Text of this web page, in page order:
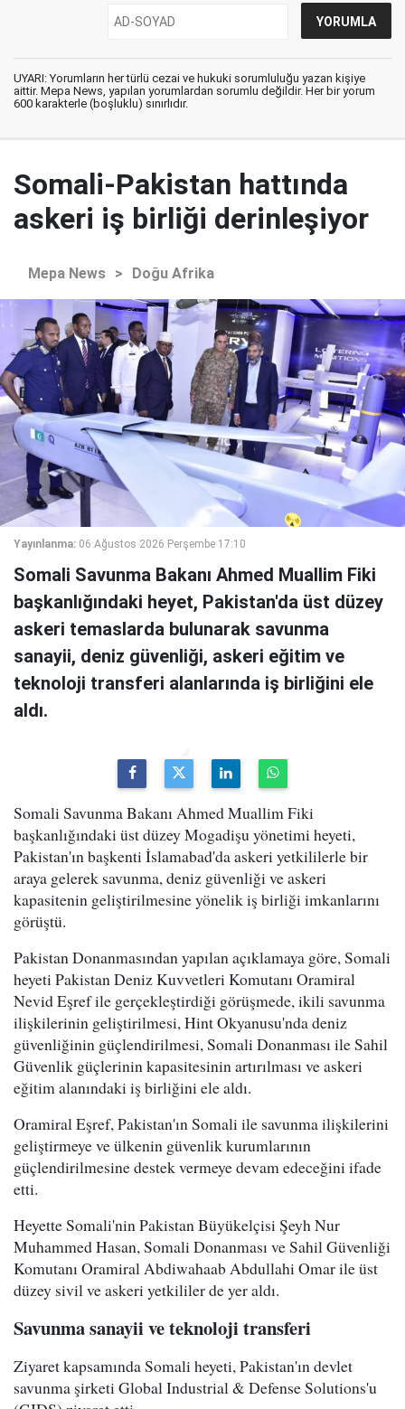
UYARI: Yorumların her türlü cezai ve hukuki sorumluluğu yazan kişiye
aittir. Mepa News, yapılan yorumlardan sorumlu değildir. Her bir yorum
600 karakterle (boşluklu) sınırlıdır.
Somali-Pakistan hattında
askeri iş birliği derinleşiyor
Mepa News > Doğu Afrika
Yayınlanma: 06 Ağustos 2026 Perşembe 17:10
Somali Savunma Bakanı Ahmed Muallim Fiki
başkanlığındaki heyet, Pakistan'da üst düzey
askeri temaslarda bulunarak savunma
sanayii, deniz güvenliği, askeri eğitim ve
teknoloji transferi alanlarında iş birliğini ele
aldı.
Somali Savunma Bakanı Ahmed Muallim Fiki
başkanlığındaki üst düzey Mogadişu yönetimi heyeti,
Pakistan'ın başkenti İslamabad'da askeri yetkililerle bir
araya gelerek savunma, deniz güvenliği ve askeri
kapasitenin geliştirilmesine yönelik iş birliği imkanlarını
görüştü.
Pakistan Donanmasından yapılan açıklamaya göre, Somali
heyeti Pakistan Deniz Kuvvetleri Komutanı Oramiral
Nevid Eşref ile gerçekleştirdiği görüşmede, ikili savunma
ilişkilerinin geliştirilmesi, Hint Okyanusu'nda deniz
güvenliğinin güçlendirilmesi, Somali Donanması ile Sahil
Güvenlik güçlerinin kapasitesinin artırılması ve askeri
eğitim alanındaki iş birliğini ele aldı.
Oramiral Eşref, Pakistan'ın Somali ile savunma ilişkilerini
geliştirmeye ve ülkenin güvenlik kurumlarının
güçlendirilmesine destek vermeye devam edeceğini ifade
etti.
Heyette Somali'nin Pakistan Büyükelçisi Şeyh Nur
Muhammed Hasan, Somali Donanması ve Sahil Güvenliği
Komutanı Oramiral Abdiwahaab Abdullahi Omar ile üst
düzey sivil ve askeri yetkililer de yer aldı.
Savunma sanayii ve teknoloji transferi
Ziyaret kapsamında Somali heyeti, Pakistan'ın devlet
savunma şirketi Global Industrial & Defense Solutions'u